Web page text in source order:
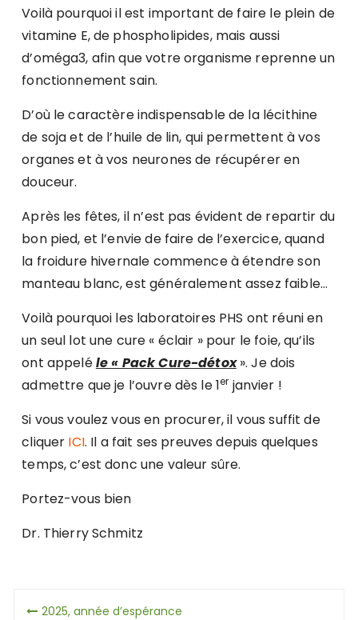
Voilà pourquoi il est important de faire le plein de
vitamine E, de phospholipides, mais aussi
d’oméga3, afin que votre organisme reprenne un
fonctionnement sain.
D’où le caractère indispensable de la lécithine
de soja et de l’huile de lin, qui permettent à vos
organes et à vos neurones de récupérer en
douceur.
Après les fêtes, il n’est pas évident de repartir du
bon pied, et l’envie de faire de l’exercice, quand
la froidure hivernale commence à étendre son
manteau blanc, est généralement assez faible…
Voilà pourquoi les laboratoires PHS ont réuni en
un seul lot une cure « éclair » pour le foie, qu’ils
ont appeléle « Pack Cure-détox». Je dois
admettre que je l’ouvre dès le 1er janvier !
Si vous voulez vous en procurer, il vous suffit de
cliquer ICI. Il a fait ses preuves depuis quelques
temps, c’est donc une valeur sûre.
Portez-vous bien
Dr. Thierry Schmitz
Navigation
2025, année d’espérance